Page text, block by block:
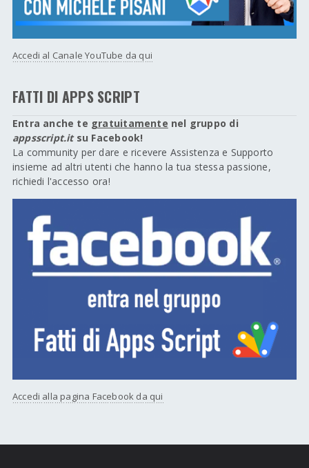
Accedi al Canale YouTube da qui
FATTI DI APPS SCRIPT
Entra anche te gratuitamente nel gruppo di
appsscript.itsu Facebook!
La community per dare e ricevere Assistenza e Supporto
insieme ad altri utenti che hanno la tua stessa passione,
richiedi l'accesso ora!
Accedi alla pagina Facebook da qui